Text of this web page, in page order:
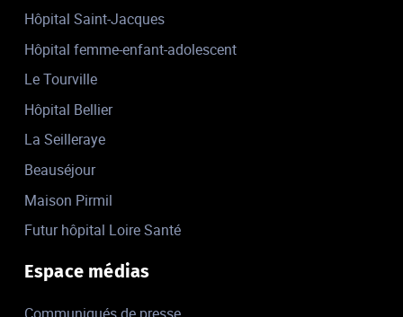
Hôpital Saint-Jacques
Hôpital femme-enfant-adolescent
Le Tourville
Hôpital Bellier
La Seilleraye
Beauséjour
Maison Pirmil
Futur hôpital Loire Santé
Espace médias